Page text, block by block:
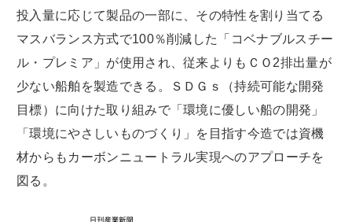
投入量に応じて製品の一部に、その特性を割り当てる
マスバランス方式で100％削減した「コベナブルスチー
ル・プレミア」が使用され、従来よりもＣＯ2排出量が
少ない船舶を製造できる。ＳＤＧｓ（持続可能な開発
目標）に向けた取り組みで「環境に優しい船の開発」
「環境にやさしいものづくり」を目指す今造では資機
材からもカーボンニュートラル実現へのアプローチを
図る。